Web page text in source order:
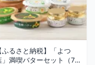
ふるさと納税】「よつ
」満喫バターセット（7